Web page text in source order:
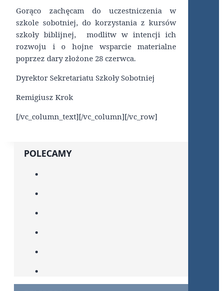
Gorąco zachęcam do uczestniczenia w
szkole sobotniej, do korzystania z kursów
szkoły biblijnej, modlitw w intencji ich
rozwoju i o hojne wsparcie materialne
poprzez dary złożone 28 czerwca.
Dyrektor Sekretariatu Szkoły Sobotniej
Remigiusz Krok
[/vc_column_text][/vc_column][/vc_row]
POLECAMY